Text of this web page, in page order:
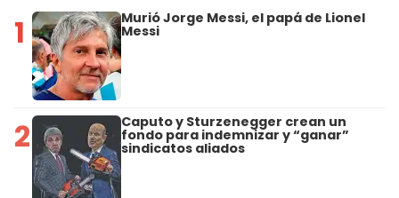
1 Murió Jorge Messi, el papá de Lionel
Messi
2 Caputo y Sturzenegger crean un
fondo para indemnizar y “ganar”
sindicatos aliados